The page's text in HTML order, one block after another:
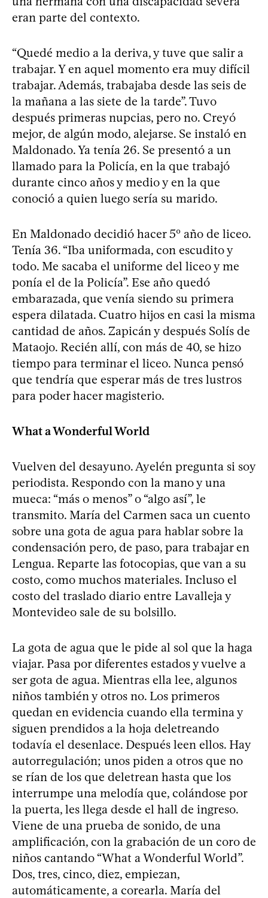
eran parte del contexto.
“Quedé medio a la deriva, y tuve que salir a
trabajar. Y en aquel momento era muy difícil
trabajar. Además, trabajaba desde las seis de
la mañana a las siete de la tarde”. Tuvo
después primeras nupcias, pero no. Creyó
mejor, de algún modo, alejarse. Se instaló en
Maldonado. Ya tenía 26. Se presentó a un
llamado para la Policía, en la que trabajó
durante cinco años y medio y en la que
conoció a quien luego sería su marido.
En Maldonado decidió hacer 5º año de liceo.
Tenía 36. “Iba uniformada, con escudito y
todo. Me sacaba el uniforme del liceo y me
ponía el de la Policía”. Ese año quedó
embarazada, que venía siendo su primera
espera dilatada. Cuatro hijos en casi la misma
cantidad de años. Zapicán y después Solís de
Mataojo. Recién allí, con más de 40, se hizo
tiempo para terminar el liceo. Nunca pensó
que tendría que esperar más de tres lustros
para poder hacer magisterio.
What a Wonderful World
Vuelven del desayuno. Ayelén pregunta si soy
periodista. Respondo con la mano y una
mueca: “más o menos” o “algo así”, le
transmito. María del Carmen saca un cuento
sobre una gota de agua para hablar sobre la
condensación pero, de paso, para trabajar en
Lengua. Reparte las fotocopias, que van a su
costo, como muchos materiales. Incluso el
costo del traslado diario entre Lavalleja y
Montevideo sale de su bolsillo.
La gota de agua que le pide al sol que la haga
viajar. Pasa por diferentes estados y vuelve a
ser gota de agua. Mientras ella lee, algunos
niños también y otros no. Los primeros
quedan en evidencia cuando ella termina y
siguen prendidos a la hoja deletreando
todavía el desenlace. Después leen ellos. Hay
autorregulación; unos piden a otros que no
se rían de los que deletrean hasta que los
interrumpe una melodía que, colándose por
la puerta, les llega desde el hall de ingreso.
Viene de una prueba de sonido, de una
amplificación, con la grabación de un coro de
niños cantando “What a Wonderful World”.
Dos, tres, cinco, diez, empiezan,
automáticamente, a corearla. María del